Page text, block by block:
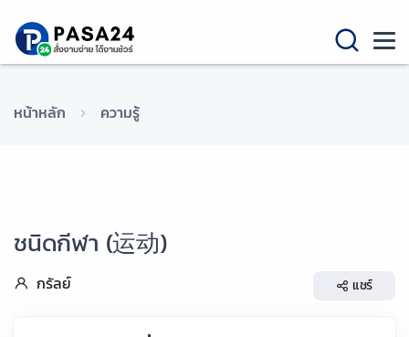
หน้าหลัก ความรู้
ชนิดกีฬา (运动)
กรัลย์ แชร์